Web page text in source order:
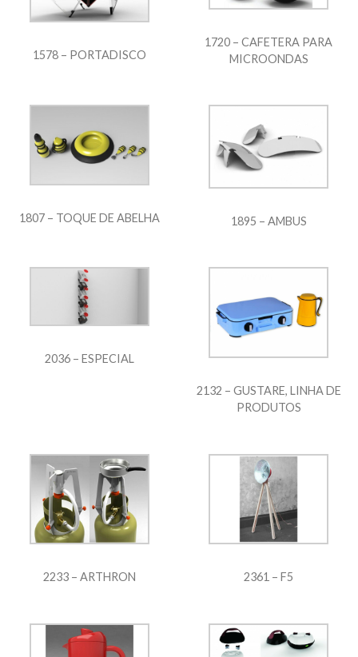
1578 – PORTADISCO
1720 – CAFETERA PARA
MICROONDAS
1807 – TOQUE DE ABELHA 1895 – AMBUS
2036 – ESPECIAL
2132 – GUSTARE, LINHA DE
PRODUTOS
2233 – ARTHRON 2361 – F5